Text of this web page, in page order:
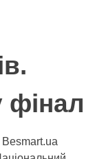
фінал